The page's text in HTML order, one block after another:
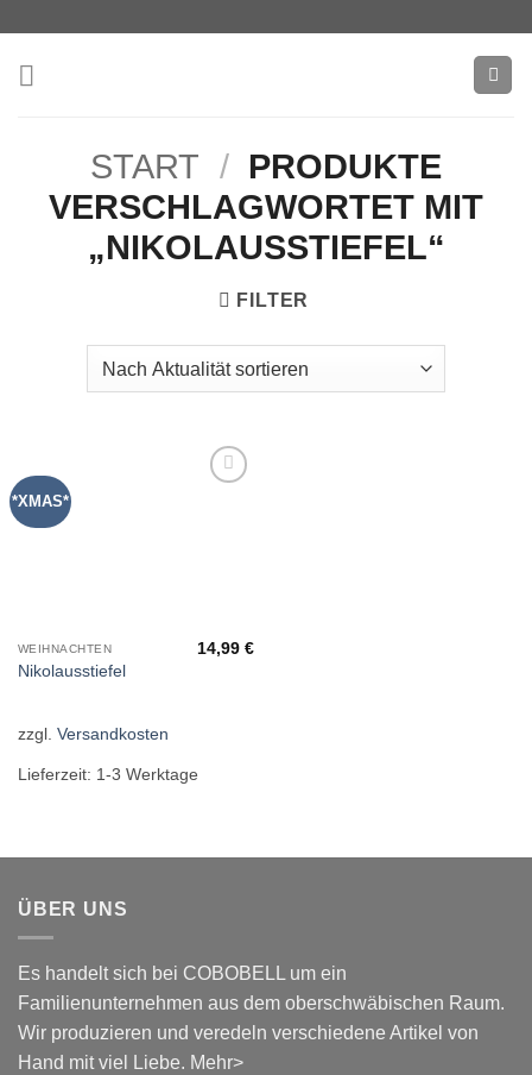
springen
START / PRODUKTE
VERSCHLAGWORTET MIT
„NIKOLAUSSTIEFEL“
FILTER
*XMAS*
WEIHNACHTEN
Nikolausstiefel
14,99€
zzgl. Versandkosten
Lieferzeit: 1-3 Werktage
ÜBER UNS
Es handelt sich bei COBOBELL um ein
Familienunternehmen aus dem oberschwäbischen Raum.
Wir produzieren und veredeln verschiedene Artikel von
Hand mit viel Liebe. Mehr>